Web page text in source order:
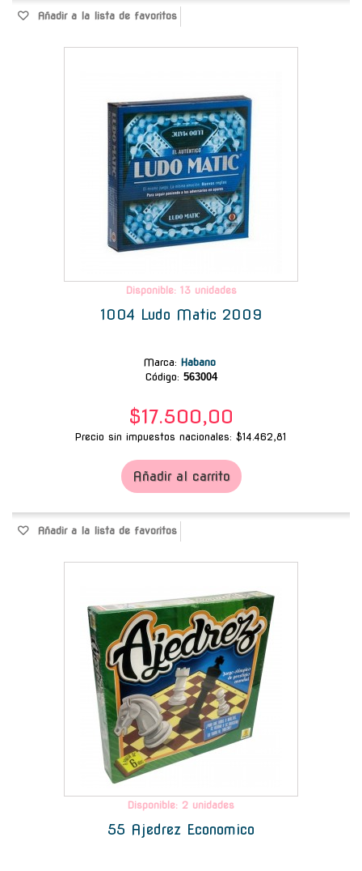
Añadir a la lista de favoritos
Disponible: 13 unidades
1004 Ludo Matic 2009
Marca: Habano
Código: 563004
$17.500,00
Precio sin impuestos nacionales: $14.462,81
Añadir al carrito
Añadir a la lista de favoritos
Disponible: 2 unidades
55 Ajedrez Economico